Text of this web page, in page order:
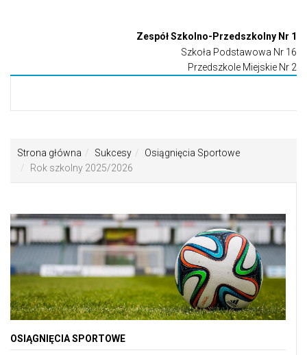
Zespół Szkolno-Przedszkolny Nr 1
Szkoła Podstawowa Nr 16
Przedszkole Miejskie Nr 2
Strona główna Sukcesy
Osiągnięcia Sportowe
Rok szkolny 2025/2026
OSIĄGNIĘCIA SPORTOWE